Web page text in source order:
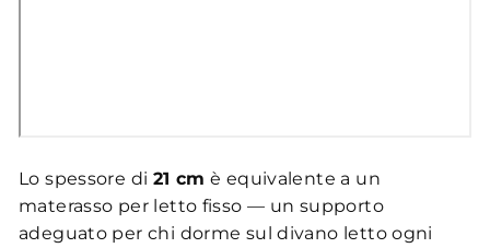
Lo spessore di 21 cm è equivalente a un
materasso per letto fisso — un supporto
adeguato per chi dorme sul divano letto ogni